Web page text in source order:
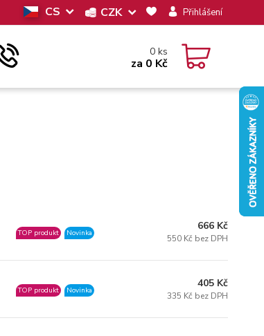
CS CZK Přihlášení
0 ks
za 0 Kč
TOP produkt Novinka
666 Kč
550 Kč bez DPH
TOP produkt Novinka
405 Kč
335 Kč bez DPH